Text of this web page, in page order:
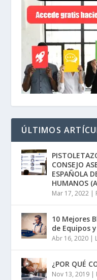
ÚLTIMOS
CONSEJO
ESPAÑOLA
HUMANOS
Mar 17, 2022 |
10 Mejores
de Equipos
Abr 16, 2020 |
¿POR QUÉ
Nov 13, 2019 |